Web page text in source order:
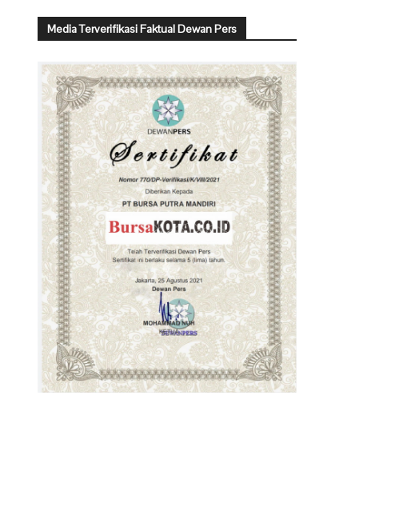
Media Terverifikasi Faktual Dewan Pers